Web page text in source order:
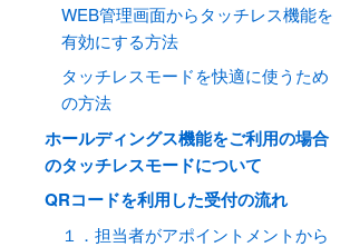
WEB管理画面からタッチレス機能を
有効にする方法
タッチレスモードを快適に使うため
の方法
ホールディングス機能をご利用の場合
のタッチレスモードについて
QRコードを利用した受付の流れ
１．担当者がアポイントメントから